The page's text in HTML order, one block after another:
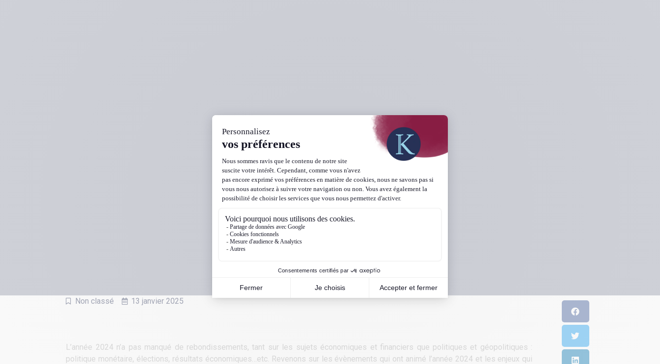
Non classé 13 janvier 2025
L’année 2024 n’a pas manqué de rebondissements, tant sur les sujets économiques et financiers que politiques et géopolitiques :
politique monétaire, élections, résultats économiques…etc. Revenons sur les évènements qui ont animé l’année 2024 et les enjeux qui